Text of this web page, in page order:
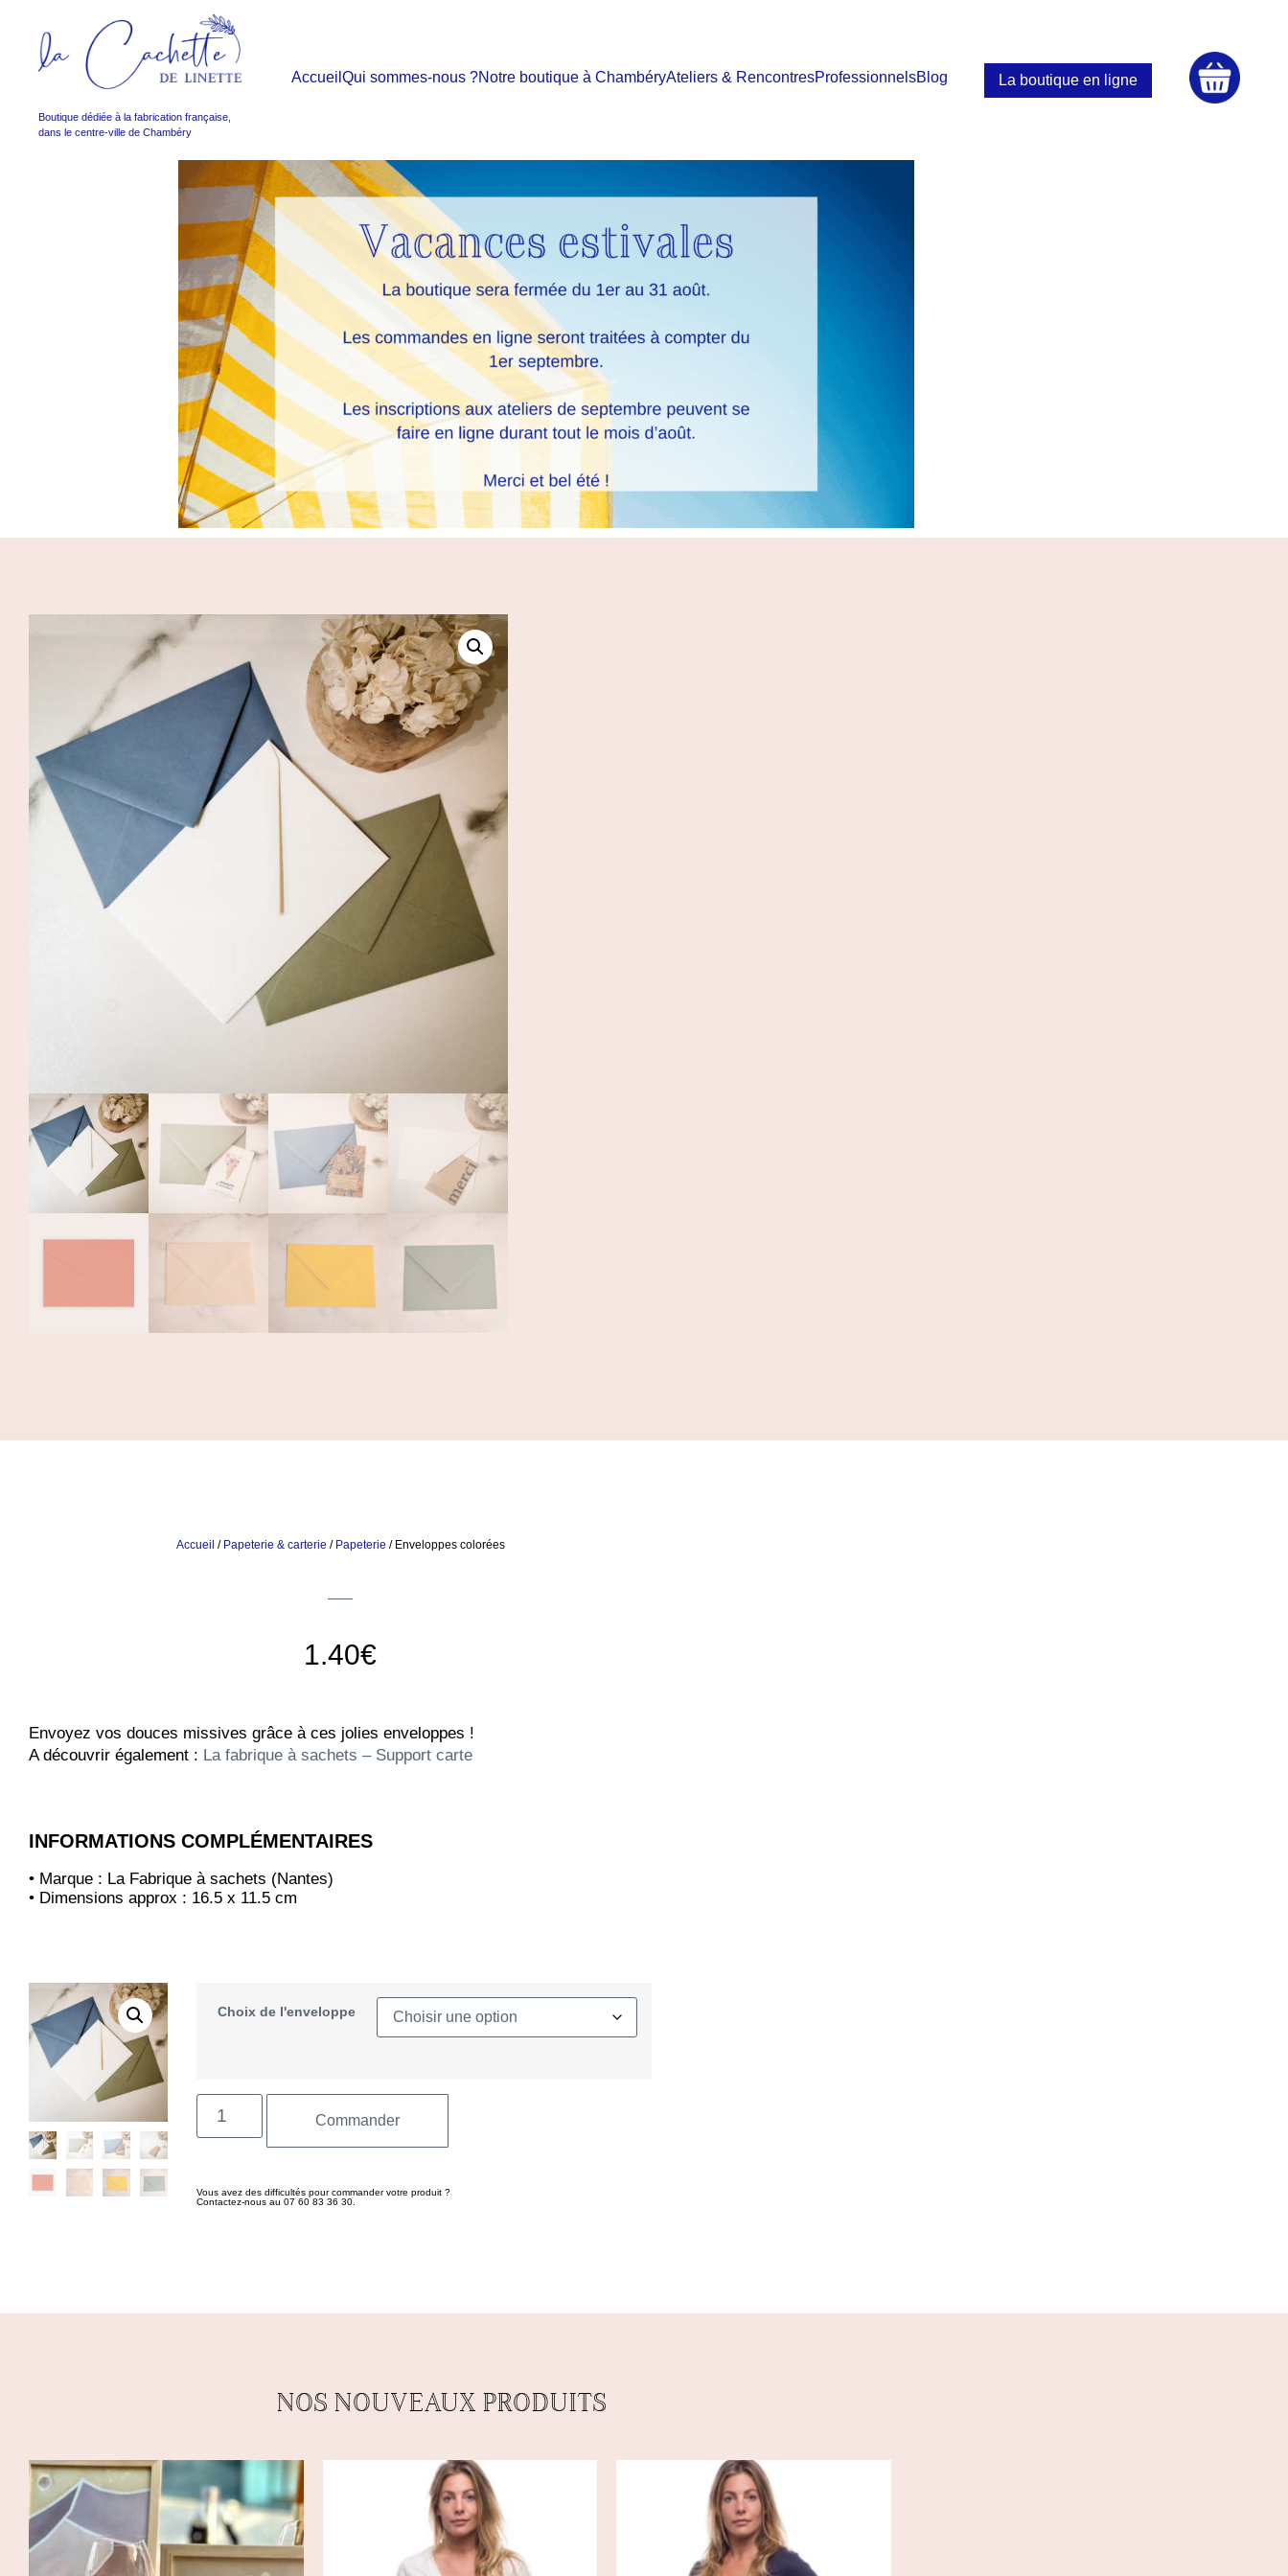
Boutique dédiée à la fabrication française,
dans le centre-ville de Chambéry
Accueil Qui sommes-nous ?Notre boutique à ChambéryAteliers & RencontresProfessionnelsBlog La boutique en ligne
Accueil / Papeterie & carterie / Papeterie / Enveloppes colorées
1.40€
Envoyez vos douces missives grâce à ces jolies enveloppes !
A découvrir également : La fabrique à sachets – Support carte
INFORMATIONS COMPLÉMENTAIRES
• Marque : La Fabrique à sachets (Nantes)
• Dimensions approx : 16.5 x 11.5 cm
Choix de l'enveloppe
Commander
Vous avez des difficultés pour commander votre produit ?
Contactez-nous au 07 60 83 36 30.
NOS NOUVEAUX PRODUITS